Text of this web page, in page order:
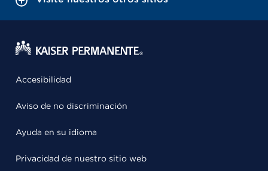
Accesibilidad
Aviso de no discriminación
Ayuda en su idioma
Privacidad de nuestro sitio web